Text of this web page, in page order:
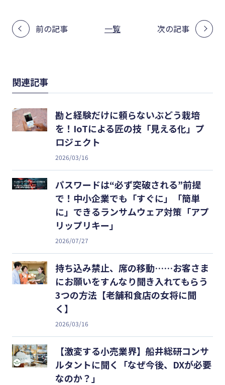
前の記事 一覧 次の記事
関連記事
勘と経験だけに頼らないぶどう栽培
を！IoTによる匠の技「見える化」プ
ロジェクト
2026/03/16
パスワードは“必ず突破される”前提
で！中小企業でも「すぐに」「簡単
に」できるランサムウェア対策「アプ
リップリキー」
2026/07/27
持ち込み禁止、席の移動……お客さま
にお願いをすんなり聞き入れてもらう
3つの方法【老舗和食店の女将に聞
く】
2026/03/16
【激変する小売業界】船井総研コンサ
ルタントに聞く「なぜ今後、DXが必要
なのか？」